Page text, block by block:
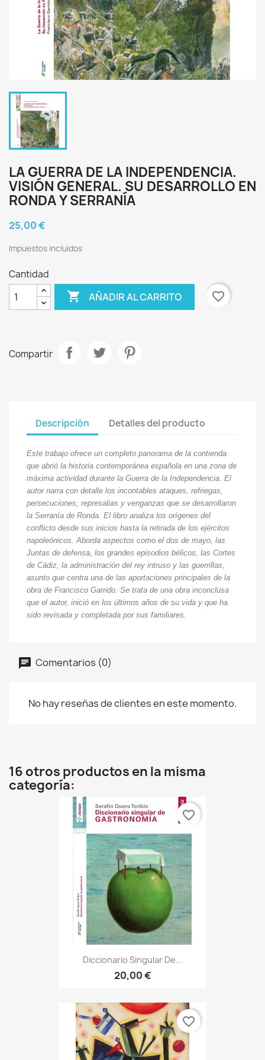
LA GUERRA DE LA INDEPENDENCIA.
VISIÓN GENERAL. SU DESARROLLO EN
RONDA Y SERRANÍA
25,00 €
Impuestos incluidos
Cantidad
 AÑADIR AL CARRITO favorite_border
Compartir
Descripción Detalles del producto
Este trabajo ofrece un completo panorama de la contienda
que abrió la historia contemporánea española en una zona de
máxima actividad durante la Guerra de la Independencia. El
autor narra con detalle los incontables ataques, refriegas,
persecuciones, represalias y venganzas que se desarrollaron
la Serranía de Ronda. El libro analiza los orígenes del
conflicto desde sus inicios hasta la retirada de los ejércitos
napoleónicos. Aborda aspectos como el dos de mayo, las
Juntas de defensa, los grandes episodios bélicos, las Cortes
de Cádiz, la administración del rey intruso y las guerrillas,
asunto que centra una de las aportaciones principales de la
obra de Francisco Garrido. Se trata de una obra inconclusa
que el autor, inició en los últimos años de su vida y que ha
sido revisada y completada por sus familiares.
Comentarios (0)
No hay reseñas de clientes en este momento.
16 otros productos en la misma
categoría:
Diccionario Singular De...
20,00 €
favorite_border
favorite_border